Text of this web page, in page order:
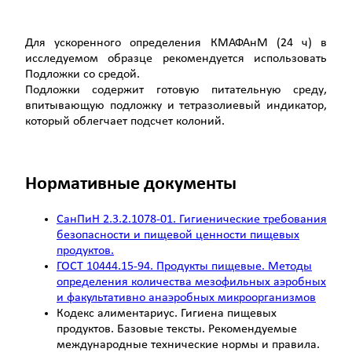
Для ускоренного определения КМАФАнМ (24 ч) в
исследуемом образце рекомендуется использовать
Подложки со средой.
Подложки содержит готовую питательную среду,
впитывающую подложку и тетразолиевый индикатор,
который облегчает подсчет колоний.
Нормативные документы
СанПиН 2.3.2.1078-01. Гигиенические требования
безопасности и пищевой ценности пищевых
продуктов.
ГОСТ 10444.15-94. Продукты пищевые. Методы
определения количества мезофильных аэробных
и факультативно анаэробных микроорганизмов
Кодекс алиментариус. Гигиена пищевых
продуктов. Базовые тексты. Рекомендуемые
международные технические нормы и правила.